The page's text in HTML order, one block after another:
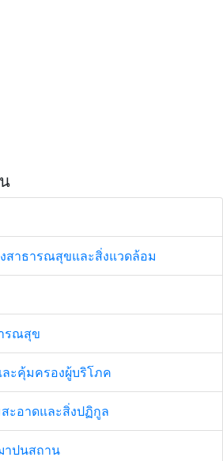
สาธารณสุขและสิ่งแวดล้อม
รณสุข
ะคุ้มครองผู้บริโภค
ะอาดและสิ่งปฏิกูล
าปนสถาน